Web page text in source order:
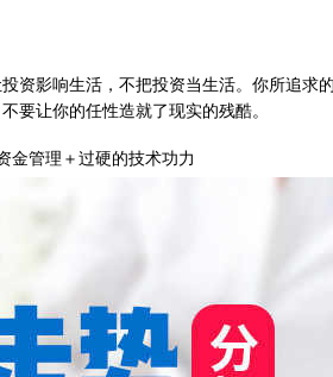
影响生活，不把投资当生活。你所追求
要让你的任性造就了现实的残酷。
管理＋过硬的技术功力